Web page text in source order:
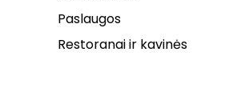
Paslaugos
Restoranai ir kavinės